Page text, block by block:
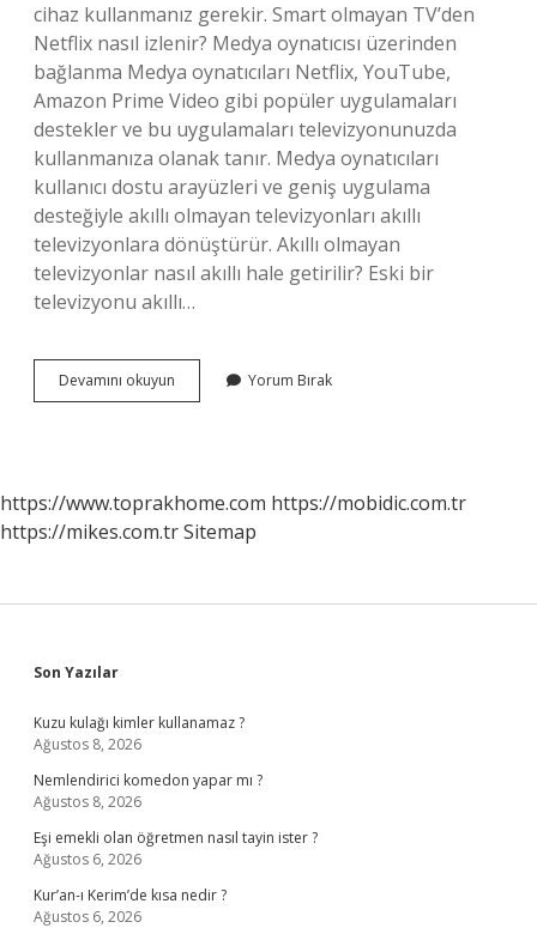
cihaz kullanmanız gerekir. Smart olmayan TV’den
Netflix nasıl izlenir? Medya oynatıcısı üzerinden
bağlanma Medya oynatıcıları Netflix, YouTube,
Amazon Prime Video gibi popüler uygulamaları
destekler ve bu uygulamaları televizyonunuzda
kullanmanıza olanak tanır. Medya oynatıcıları
kullanıcı dostu arayüzleri ve geniş uygulama
desteğiyle akıllı olmayan televizyonları akıllı
televizyonlara dönüştürür. Akıllı olmayan
televizyonlar nasıl akıllı hale getirilir? Eski bir
televizyonu akıllı…
Devamını okuyun
Eski
Yorum Bırak
https://www.toprakhome.com https://mobidic.com.tr
https://mikes.com.trSitemap
Sidebar
Son Yazılar
Kuzu kulağı kimler kullanamaz ?
Ağustos 8, 2026
Nemlendirici komedon yapar mı ?
Ağustos 8, 2026
Eşi emekli olan öğretmen nasıl tayin ister ?
Ağustos 6, 2026
Kur’an-ı Kerim’de kısa nedir ?
Ağustos 6, 2026